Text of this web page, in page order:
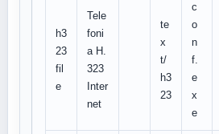
h3
23
fil
e
Tele
foni
a H.
323
Inter
net
te
x
t/
h3
23
c
o
n
f.
e
x
e